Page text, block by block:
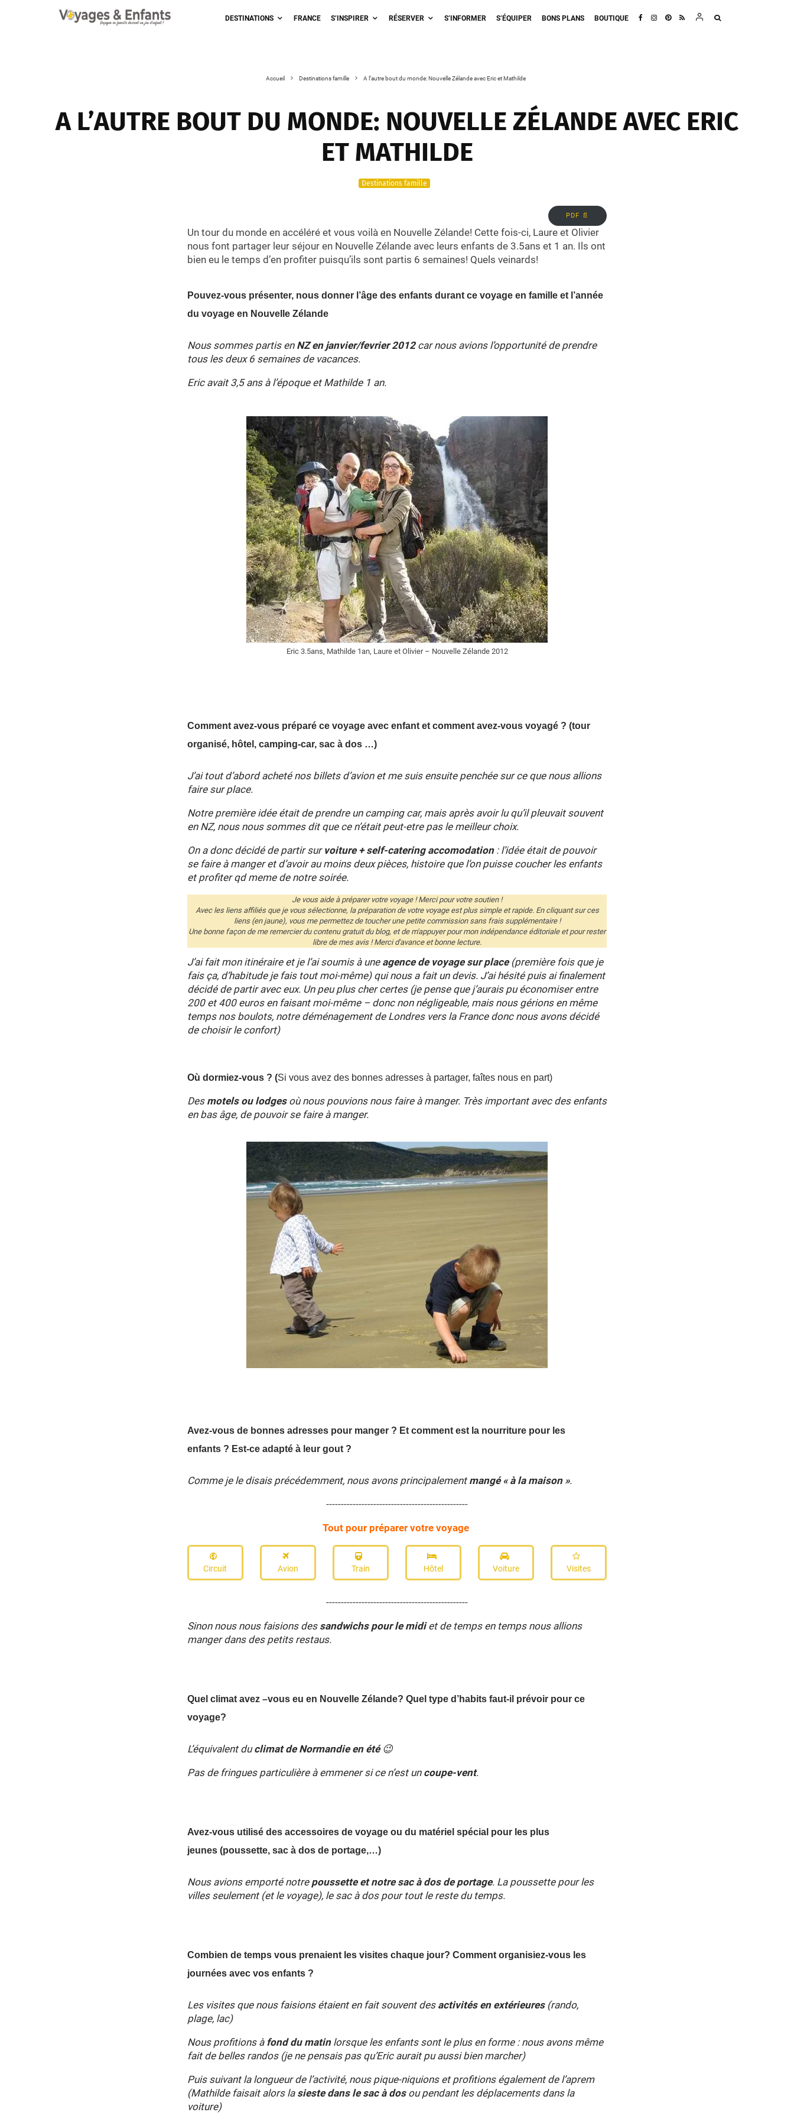
DESTINATIONS FRANCE S’INSPIRER RÉSERVER S’INFORMER S’ÉQUIPER BONS PLANS BOUTIQUE
Accueil Destinations famille A l’autre bout du monde: Nouvelle Zélande avec Eric et Mathilde
A L’AUTRE BOUT DU MONDE: NOUVELLE ZÉLANDE AVEC ERIC
ET MATHILDE
Destinations famille
PDF 📄
Un tour du monde en accéléré et vous voilà en Nouvelle Zélande! Cette fois-ci, Laure et Olivier
nous font partager leur séjour en Nouvelle Zélande avec leurs enfants de 3.5ans et 1 an. Ils ont
bien eu le temps d’en profiter puisqu’ils sont partis 6 semaines! Quels veinards!
Pouvez-vous présenter, nous donner l’âge des enfants durant ce voyage en famille et l’année
du voyage en Nouvelle Zélande
Nous sommes partis en NZ en janvier/fevrier 2012car nous avions l’opportunité de prendre
tous les deux 6 semaines de vacances.
Eric avait 3,5 ans à l’époque et Mathilde 1 an.
Eric 3.5ans, Mathilde 1an, Laure et Olivier – Nouvelle Zélande 2012
Comment avez-vous préparé ce voyage avec enfant et comment avez-vous voyagé ? (tour
organisé, hôtel, camping-car, sac à dos …)
J’ai tout d’abord acheté nos billets d’avion et me suis ensuite penchée sur ce que nous allions
faire sur place.
Notre première idée était de prendre un camping car, mais après avoir lu qu’il pleuvait souvent
en NZ, nous nous sommes dit que ce n’était peut-etre pas le meilleur choix.
On a donc décidé de partir sur voiture + self-catering accomodation: l’idée était de pouvoir
se faire à manger et d’avoir au moins deux pièces, histoire que l’on puisse coucher les enfants
et profiter qd meme de notre soirée.
Je vous aide à préparer votre voyage ! Merci pour votre soutien !
Avec les liens affiliés que je vous sélectionne, la préparation de votre voyage est plus simple et rapide. En cliquant sur ces
liens (en jaune), vous me permettez de toucher une petite commission sans frais supplémentaire !
Une bonne façon de me remercier du contenu gratuit du blog, et de m'appuyer pour mon indépendance éditoriale et pour rester
libre de mes avis ! Merci d'avance et bonne lecture.
J’ai fait mon itinéraire et je l’ai soumis à une agence de voyage sur place(première fois que je
fais ça, d’habitude je fais tout moi-même) qui nous a fait un devis. J’ai hésité puis ai finalement
décidé de partir avec eux. Un peu plus cher certes (je pense que j’aurais pu économiser entre
200 et 400 euros en faisant moi-même – donc non négligeable, mais nous gérions en même
temps nos boulots, notre déménagement de Londres vers la France donc nous avons décidé
de choisir le confort)
Où dormiez-vous ? (Si vous avez des bonnes adresses à partager, faîtes nous en part)
Desmotels ou lodgesoù nous pouvions nous faire à manger. Très important avec des enfants
en bas âge, de pouvoir se faire à manger.
Avez-vous de bonnes adresses pour manger ? Et comment est la nourriture pour les
enfants ? Est-ce adapté à leur gout ?
Comme je le disais précédemment, nous avons principalement mangé « à la maison ».
------------------------------------------------
Tout pour préparer votre voyage
Circuit Avion Train Hôtel Voiture Visites
------------------------------------------------
Sinon nous nous faisions des sandwichs pour le midiet de temps en temps nous allions
manger dans des petits restaus.
Quel climat avez –vous eu en Nouvelle Zélande? Quel type d’habits faut-il prévoir pour ce
voyage?
L’équivalent duclimat de Normandie en été😉
Pas de fringues particulière à emmener si ce n’est uncoupe-vent.
Avez-vous utilisé des accessoires de voyage ou du matériel spécial pour les plus
jeunes (poussette, sac à dos de portage,…)
Nous avions emporté notre poussette et notre sac à dos de portage. La poussette pour les
villes seulement (et le voyage), le sac à dos pour tout le reste du temps.
Combien de temps vous prenaient les visites chaque jour? Comment organisiez-vous les
journées avec vos enfants ?
Les visites que nous faisions étaient en fait souvent des activités en extérieures(rando,
plage, lac)
Nous profitions à fond du matinlorsque les enfants sont le plus en forme : nous avons même
fait de belles randos (je ne pensais pas qu’Eric aurait pu aussi bien marcher)
Puis suivant la longueur de l’activité, nous pique-niquions et profitions également de l’aprem
(Mathilde faisait alors la sieste dans le sac à dosou pendant les déplacements dans la
voiture)